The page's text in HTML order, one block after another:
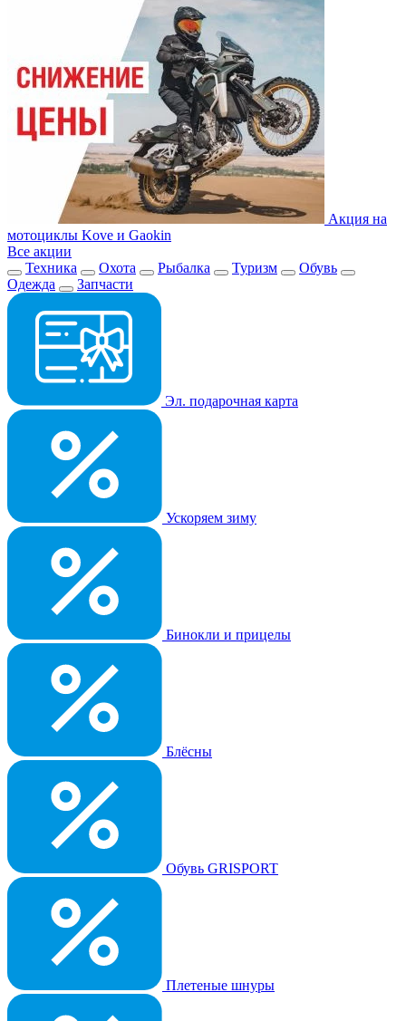
Акция на
мотоциклы Kove и Gaokin
Все акции
Техника
Охота Рыбалка Туризм
Обувь
Одежда
Запчасти
Эл. подарочная карта
Ускоряем зиму
Бинокли и прицелы
Блёсны
Обувь GRISPORT
Плетеные шнуры